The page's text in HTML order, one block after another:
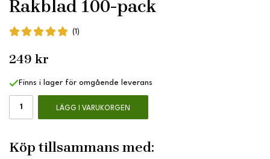
Rakblad 100-pack
(1)
249 kr
Finns i lager för omgående leverans
LÄGG I VARUKORGEN
Köp tillsammans med: